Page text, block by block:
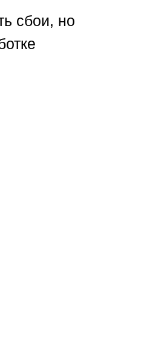
сбои, но